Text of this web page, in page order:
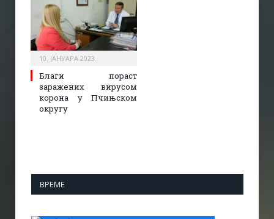
10. ЈАНУАРА 2023.
Благи пораст
заражених вирусом
корона у Пчињском
округу
ВРЕМЕ